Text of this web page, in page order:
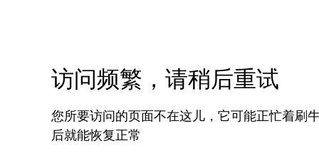
访问频繁，请稍后重试
您所要访问的页面不在这儿，它可能正忙着刷
后就能恢复正常